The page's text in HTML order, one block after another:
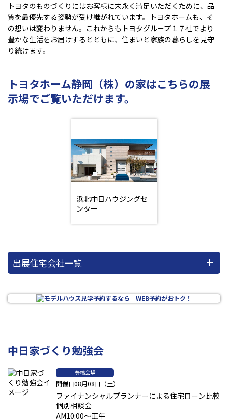
トヨタのものづくりにはお客様に末永く満足いただくために、品
質を最優先する姿勢が受け継がれています。トヨタホームも、そ
の想いは変わりません。これからもトヨタグループ１７社でより
豊かな生活をお届けするとともに、住まいと家族の暮らしを見守
り続けます。
トヨタホーム静岡（株）の家はこちらの展
示場でご覧いただけます。
浜北中日ハウジングセ
ンター
出展住宅会社一覧
中日家づくり勉強会
豊橋会場
開催日08月08日（土）
ファイナンシャルプランナーによる住宅ローン比較
個別相談会
AM10:00～正午